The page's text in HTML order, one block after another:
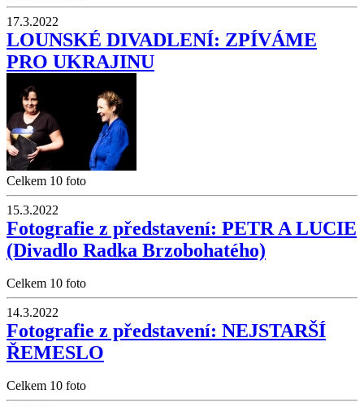
17.3.2022
LOUNSKÉ DIVADLENÍ: ZPÍVÁME
PRO UKRAJINU
Celkem 10 foto
15.3.2022
Fotografie z představení: PETR A LUCIE
(Divadlo Radka Brzobohatého)
Celkem 10 foto
14.3.2022
Fotografie z představení: NEJSTARŠÍ
ŘEMESLO
Celkem 10 foto